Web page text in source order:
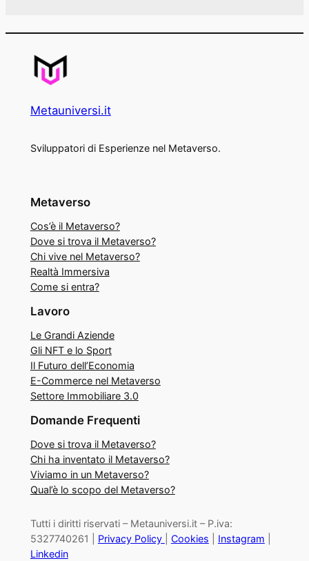
Metauniversi.it
Sviluppatori di Esperienze nel Metaverso.
Metaverso
Cos’è il Metaverso?
Dove si trova il Metaverso?
Chi vive nel Metaverso?
Realtà Immersiva
Come si entra?
Lavoro
Le Grandi Aziende
Gli NFT e lo Sport
Il Futuro dell’Economia
E-Commerce nel Metaverso
Settore Immobiliare 3.0
Domande Frequenti
Dove si trova il Metaverso?
Chi ha inventato il Metaverso?
Viviamo in un Metaverso?
Qual’è lo scopo del Metaverso?
Tutti i diritti riservati – Metauniversi.it – P.iva:
5327740261 | Privacy Policy Cookies Instagram
Linkedin